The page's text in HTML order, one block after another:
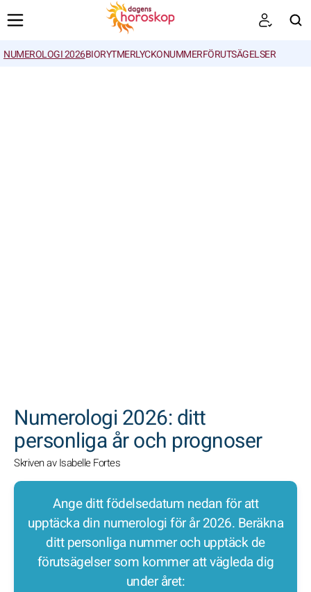
NUMEROLOGI 2026BIORYTMERLYCKONUMMERFÖRUTSÄGELSER
Numerologi 2026: ditt
personliga år och prognoser
Skriven av Isabelle Fortes
Ange ditt födelsedatum nedan för att
upptäcka din numerologi för år 2026. Beräkna
ditt personliga nummer och upptäck de
förutsägelser som kommer att vägleda dig
under året: